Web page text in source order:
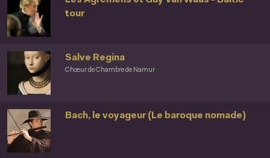
tour
Chœur de Chambre de Namur
Salve Regina
Bach, le voyageur (Le baroque nomade)